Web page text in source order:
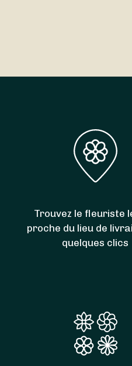
Que vous cherchiez
et lesjours fériés.
Trouvez le fleuriste
proche du lieu de
quelques clics